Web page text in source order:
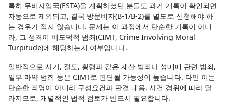
특히 무비자입국(ESTA)을 계획하셨던 분들도 과거 기록이 확인되면
자동으로 제외되고, 결국 방문비자(B-1/B-2)를 별도로 신청해야 하
는 경우가 적지 않습니다. 문제는 이 과정에서 단순한 기록이 아니
라, 그 성격이 비도덕적 범죄(CIMT, Crime Involving Moral
Turpitude)에 해당하는지 여부입니다.
일반적으로 사기, 절도, 횡령과 같은 재산 범죄나 성매매 관련 범죄,
일부 마약 범죄 등은 CIMT로 판단될 가능성이 높습니다. 다만 이는
단순한 죄명이 아니라 구성요건과 판결 내용, 사건 경위에 따라 달
라지므로, 개별적인 법적 검토가 반드시 필요합니다.